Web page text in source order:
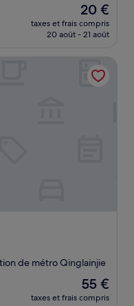
Le
nouveau
prix
de
20 €
20 €
taxes et frais compris
20 août - 21 août
de métro Qinglainjie
Le
nouveau
55 €
taxes et frais compris